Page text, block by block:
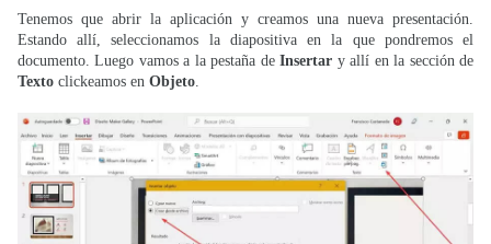
Tenemos que abrir la aplicación y creamos una nueva presentación.
Estando allí, seleccionamos la diapositiva en la que pondremos el
documento. Luego vamos a la pestaña deInsertar y allí en la sección de
Texto clickeamos en Objeto